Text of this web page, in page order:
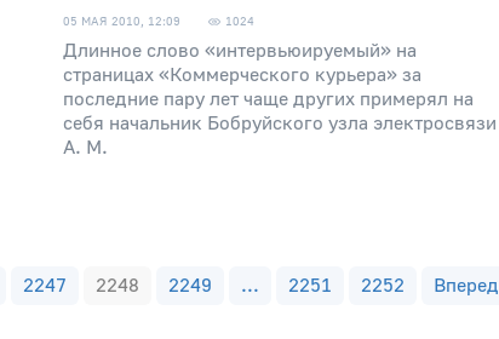
05 МАЯ 2010, 12:09 1024
Длинное слово «интервьюируемый» на
страницах «Коммерческого курьера» за
последние пару лет чаще других примерял на
себя начальник Бобруйского узла электросвязи
А. М.
2247 2248 2249 ... 2251 2252 Вперед